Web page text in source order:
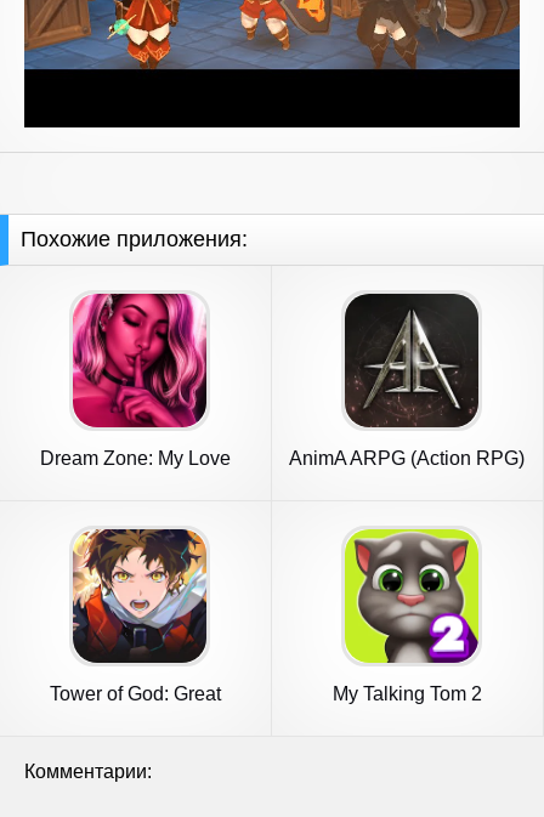
Похожие приложения:
Dream Zone: My Love
AnimA ARPG (Action RPG)
Tower of God: Great
My Talking Tom 2
Комментарии: